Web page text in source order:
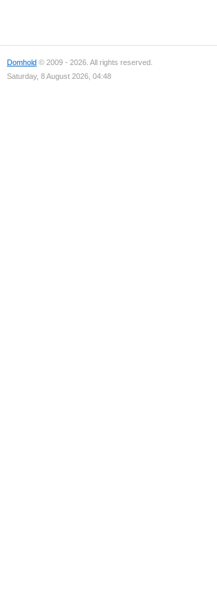
Domhold © 2009 - 2026. All rights reserved.
Saturday, 8 August 2026, 04:48